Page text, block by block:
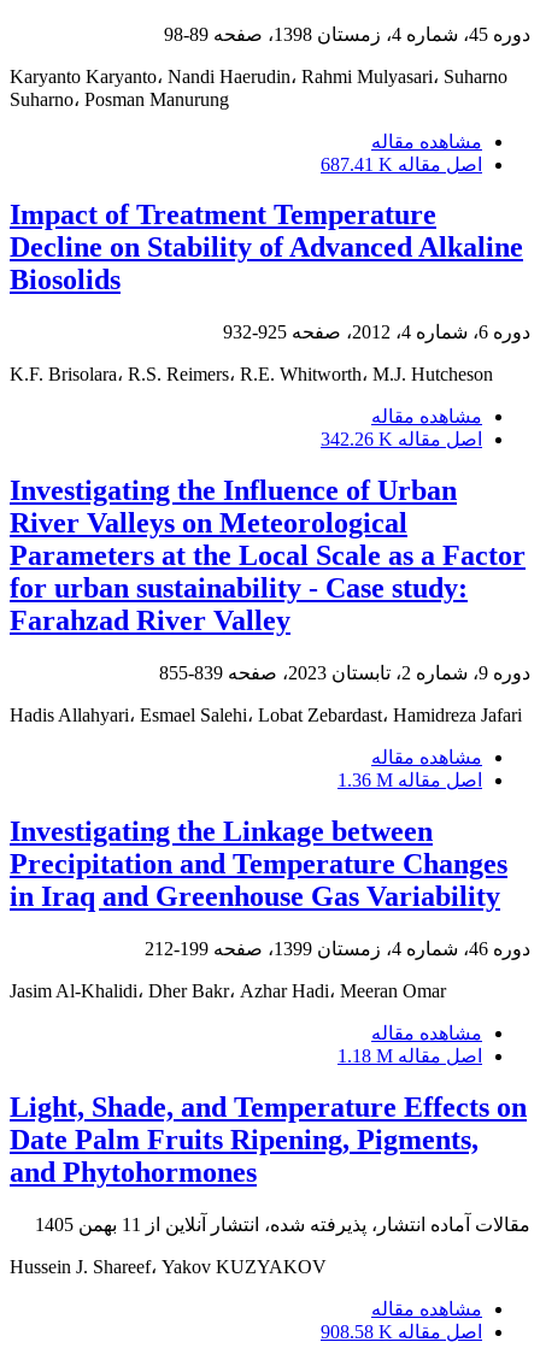
دوره 45، شماره 4، زمستان 1398، صفحه 89-98
Karyanto Karyanto، Nandi Haerudin، Rahmi Mulyasari، Suharno
Suharno، Posman Manurung
مشاهده مقاله
اصل مقاله 687.41 K
Impact of Treatment Temperature
Decline on Stability of Advanced Alkaline
Biosolids
دوره 6، شماره 4، 2012، صفحه 925-932
K.F. Brisolara، R.S. Reimers، R.E. Whitworth، M.J. Hutcheson
مشاهده مقاله
اصل مقاله 342.26 K
Investigating the Influence of Urban
River Valleys on Meteorological
Parameters at the Local Scale as a Factor
for urban sustainability - Case study:
Farahzad River Valley
دوره 9، شماره 2، تابستان 2023، صفحه 839-855
Hadis Allahyari، Esmael Salehi، Lobat Zebardast، Hamidreza Jafari
مشاهده مقاله
اصل مقاله 1.36 M
Investigating the Linkage between
Precipitation and Temperature Changes
in Iraq and Greenhouse Gas Variability
دوره 46، شماره 4، زمستان 1399، صفحه 199-212
Jasim Al-Khalidi، Dher Bakr، Azhar Hadi، Meeran Omar
مشاهده مقاله
اصل مقاله 1.18 M
Light, Shade, and Temperature Effects on
Date Palm Fruits Ripening, Pigments,
and Phytohormones
مقالات آماده انتشار، پذیرفته شده، انتشار آنلاین از 11 بهمن 1405
Hussein J. Shareef، Yakov KUZYAKOV
مشاهده مقاله
اصل مقاله 908.58 K